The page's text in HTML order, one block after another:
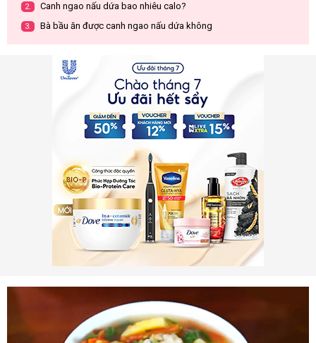
2. Canh ngao nấu dứa bao nhiêu calo?
3. Bà bầu ăn được canh ngao nấu dứa không